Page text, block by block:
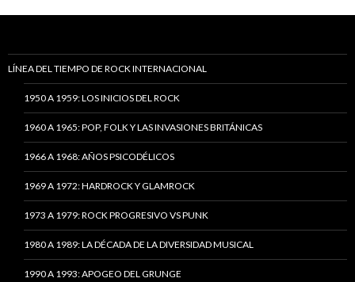
LÍNEA DEL TIEMPO DE ROCK INTERNACIONAL
1950 A 1959: LOS INICIOS DEL ROCK
1960 A 1965: POP, FOLK Y LAS INVASIONES BRITÁNICAS
1966 A 1968: AÑOS PSICODÉLICOS
1969 A 1972: HARDROCK Y GLAMROCK
1973 A 1979: ROCK PROGRESIVO VS PUNK
1980 A 1989: LA DÉCADA DE LA DIVERSIDAD MUSICAL
1990 A 1993: APOGEO DEL GRUNGE